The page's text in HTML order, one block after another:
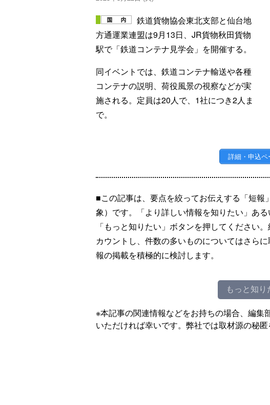
鉄道貨物協会東北支部と仙台地
方通運業連盟は9月13日、JR貨物秋田貨物
駅で「鉄道コンテナ見学会」を開催する。
同イベントでは、鉄道コンテナ輸送や各種
コンテナの説明、荷役風景の視察などが実
施される。定員は20人で、1社につき2人ま
で。
詳細・申込ペ
■この記事は、要点を絞ってお伝えする「短
象）です。「より詳しい情報を知りたい」あ
「もっと知りたい」ボタンを押してください
カウントし、件数の多いものについてはさら
報の掲載を積極的に検討します。
もっと知り
※本記事の関連情報などをお持ちの場合、編集
いただければ幸いです。弊社では取材源の秘匿